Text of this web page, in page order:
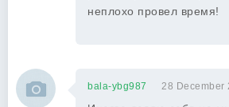
неплохо провел время!
bala-ybg987 28 December